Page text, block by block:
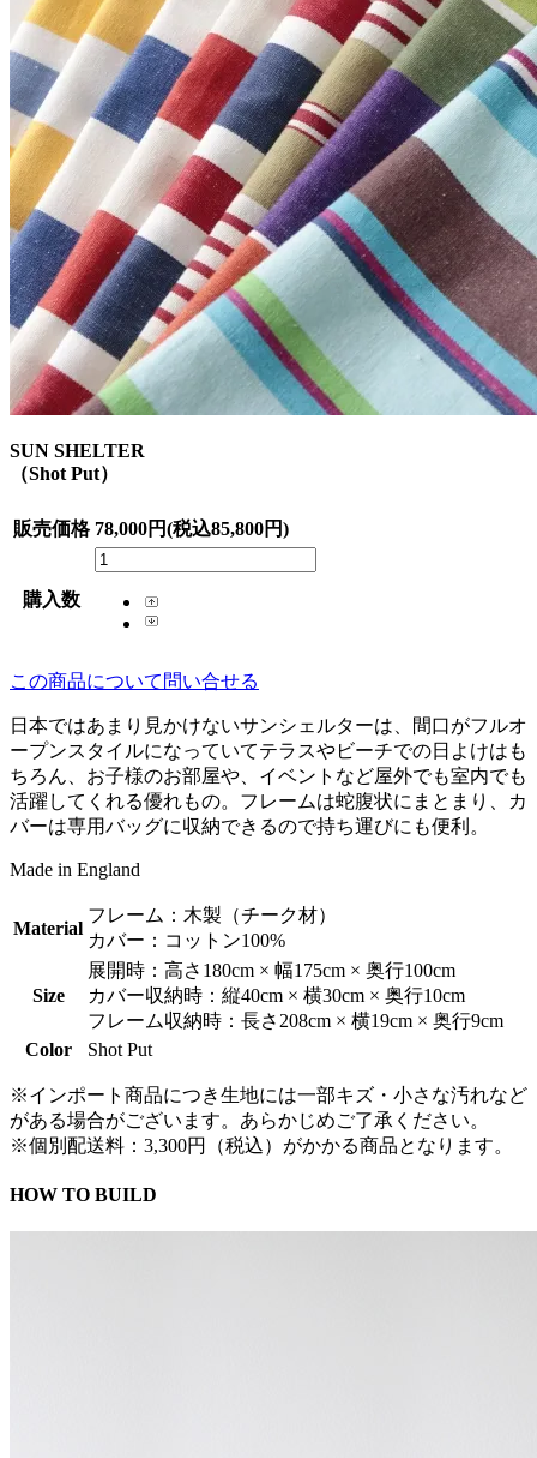
SUN SHELTER
（Shot Put）
販売価格 78,000円(税込85,800円)
購入数
この商品について問い合せる
日本ではあまり見かけないサンシェルターは、間口がフルオ
ープンスタイルになっていてテラスやビーチでの日よけはも
ちろん、お子様のお部屋や、イベントなど屋外でも室内でも
活躍してくれる優れもの。フレームは蛇腹状にまとまり、カ
バーは専用バッグに収納できるので持ち運びにも便利。
Made in England
Material
フレーム：木製（チーク材）
カバー：コットン100%
Size
展開時：高さ180cm × 幅175cm × 奥行100cm
カバー収納時：縦40cm × 横30cm × 奥行10cm
フレーム収納時：長さ208cm × 横19cm × 奥行9cm
Color
Shot Put
※インポート商品につき生地には一部キズ・小さな汚れなど
がある場合がございます。あらかじめご了承ください。
※個別配送料：3,300円（税込）がかかる商品となります。
HOW TO BUILD